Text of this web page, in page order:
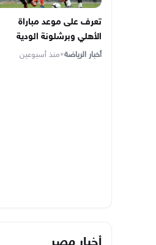
تعرف على موعد مباراة
الأهلي وبرشلونة الودية
أخبار الرياضة•منذ أسبوعين